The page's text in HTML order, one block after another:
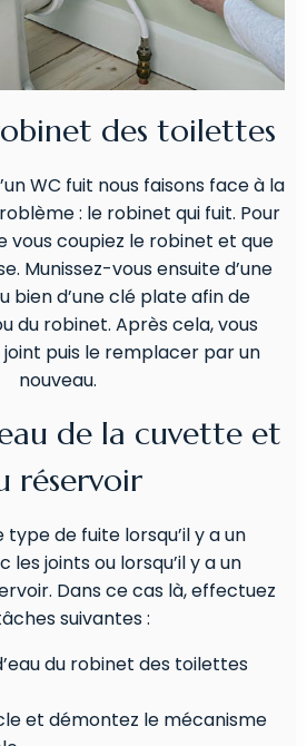
des toilettes
WC fuit nous faisons face à la
: le robinet qui fuit. Pour
vous coupiez le robinet et que
Munissez-vous ensuite d’une
bien d’une clé plate afin de
du robinet. Après cela, vous
puis le remplacer par un
nouveau.
de la cuvette et
réservoir
de fuite lorsqu’il y a un
joints ou lorsqu’il y a un
Dans ce cas là, effectuez
suivantes :
du robinet des toilettes
et démontez le mécanisme